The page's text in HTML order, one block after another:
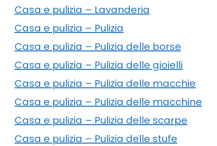
Casa e pulizia – Lavanderia
Casa e pulizia – Pulizia
Casa e pulizia – Pulizia delle borse
Casa e pulizia – Pulizia delle gioielli
Casa e pulizia – Pulizia delle macchie
Casa e pulizia – Pulizia delle macchine
Casa e pulizia – Pulizia delle scarpe
Casa e pulizia – Pulizia delle stufe